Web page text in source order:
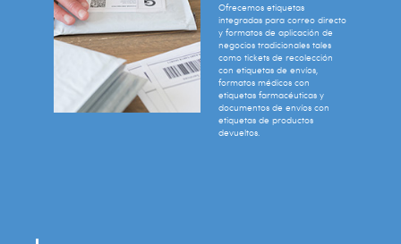
Ofrecemos etiquetas
integradas para correo directo
y formatos de aplicación de
negocios tradicionales tales
como tickets de recolección
con etiquetas de envíos,
formatos médicos con
etiquetas farmacéuticas y
documentos de envíos con
etiquetas de productos
devueltos.